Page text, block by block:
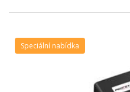
Speciální nabídka